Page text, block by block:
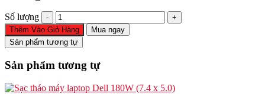
Số lượng
Bản
lề
Dell
Latitude
5501
5511
Thêm Vào Giỏ Hàng
Mua ngay
Sản phẩm tương tự
Sản phẩm tương tự